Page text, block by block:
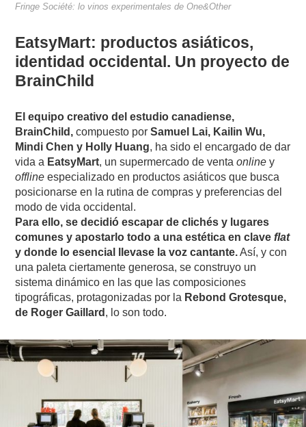
Fringe Société: lo vinos experimentales de One&Other
EatsyMart: productos asiáticos,
identidad occidental. Un proyecto de
BrainChild
El equipo creativo del estudio canadiense,
BrainChild, compuesto porSamuel Lai, Kailin Wu,
Mindi Chen y Holly Huang, ha sido el encargado de dar
vida a EatsyMart, un supermercado de ventaonline y
offline especializado en productos asiáticos que busca
posicionarse en la rutina de compras y preferencias del
modo de vida occidental.
Para ello, se decidió escapar de clichés y lugares
comunes y apostarlo todo a una estética en clave flat
y donde lo esencial llevase la voz cantante.Así, y con
una paleta ciertamente generosa, se construyo un
sistema dinámico en las que las composiciones
tipográficas, protagonizadas por la Rebond Grotesque,
de Roger Gaillard , lo son todo.